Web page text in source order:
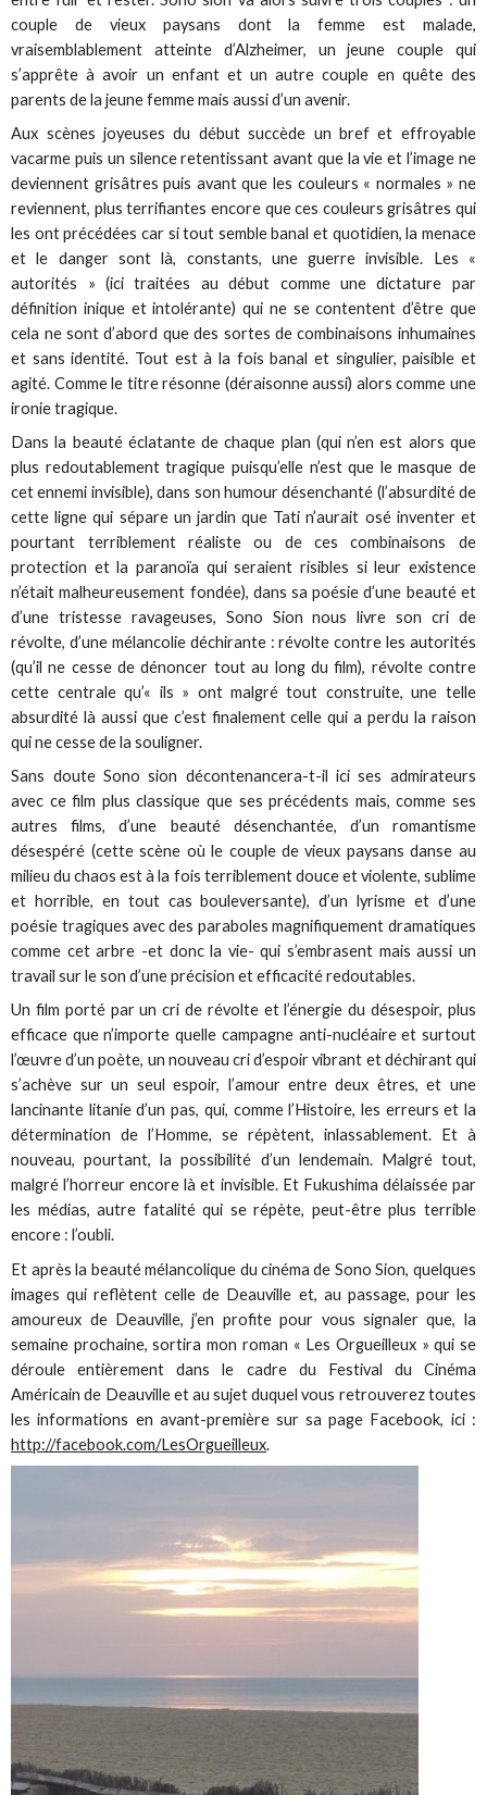
couple de vieux paysans dont la femme est malade,
vraisemblablement atteinte d’Alzheimer, un jeune couple qui
s’apprête à avoir un enfant et un autre couple en quête des
parents de la jeune femme mais aussi d’un avenir.
Aux scènes joyeuses du début succède un bref et effroyable
vacarme puis un silence retentissant avant que la vie et l’image ne
deviennent grisâtres puis avant que les couleurs « normales » ne
reviennent, plus terrifiantes encore que ces couleurs grisâtres qui
les ont précédées car si tout semble banal et quotidien, la menace
et le danger sont là, constants, une guerre invisible. Les «
autorités » (ici traitées au début comme une dictature par
définition inique et intolérante) qui ne se contentent d’être que
cela ne sont d’abord que des sortes de combinaisons inhumaines
et sans identité. Tout est à la fois banal et singulier, paisible et
agité. Comme le titre résonne (déraisonne aussi) alors comme une
ironie tragique.
Dans la beauté éclatante de chaque plan (qui n’en est alors que
plus redoutablement tragique puisqu’elle n’est que le masque de
cet ennemi invisible), dans son humour désenchanté (l’absurdité de
cette ligne qui sépare un jardin que Tati n’aurait osé inventer et
pourtant terriblement réaliste ou de ces combinaisons de
protection et la paranoïa qui seraient risibles si leur existence
n’était malheureusement fondée), dans sa poésie d’une beauté et
d’une tristesse ravageuses, Sono Sion nous livre son cri de
révolte, d’une mélancolie déchirante : révolte contre les autorités
(qu’il ne cesse de dénoncer tout au long du film), révolte contre
cette centrale qu’« ils » ont malgré tout construite, une telle
absurdité là aussi que c’est finalement celle qui a perdu la raison
qui ne cesse de la souligner.
Sans doute Sono sion décontenancera-t-il ici ses admirateurs
avec ce film plus classique que ses précédents mais, comme ses
autres films, d’une beauté désenchantée, d’un romantisme
désespéré (cette scène où le couple de vieux paysans danse au
milieu du chaos est à la fois terriblement douce et violente, sublime
et horrible, en tout cas bouleversante), d’un lyrisme et d’une
poésie tragiques avec des paraboles magnifiquement dramatiques
comme cet arbre -et donc la vie- qui s’embrasent mais aussi un
travail sur le son d’une précision et efficacité redoutables.
Un film porté par un cri de révolte et l’énergie du désespoir, plus
efficace que n’importe quelle campagne anti-nucléaire et surtout
l’œuvre d’un poète, un nouveau cri d’espoir vibrant et déchirant qui
s’achève sur un seul espoir, l’amour entre deux êtres, et une
lancinante litanie d’un pas, qui, comme l’Histoire, les erreurs et la
détermination de l’Homme, se répètent, inlassablement. Et à
nouveau, pourtant, la possibilité d’un lendemain. Malgré tout,
malgré l’horreur encore là et invisible. Et Fukushima délaissée par
les médias, autre fatalité qui se répète, peut-être plus terrible
encore : l’oubli.
Et après la beauté mélancolique du cinéma de Sono Sion, quelques
images qui reflètent celle de Deauville et, au passage, pour les
amoureux de Deauville, j’en profite pour vous signaler que, la
semaine prochaine, sortira mon roman « Les Orgueilleux » qui se
déroule entièrement dans le cadre du Festival du Cinéma
Américain de Deauville et au sujet duquel vous retrouverez toutes
les informations en avant-première sur sa page Facebook, ici :
http://facebook.com/LesOrgueilleux.